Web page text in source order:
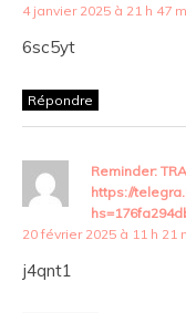
4 janvier 2025 à 21 h 47
6sc5yt
Répondre
Reminder:
https://
20 février 2025 à 11 h 21
j4qnt1